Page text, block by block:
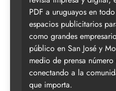
PDF a uruguayos en
espacios publicitarios
como grandes
público en San José y
medio de prensa
conectando a la
que importa.